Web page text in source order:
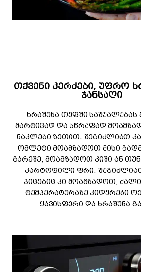
თქვენი კერძები, უფრო
ჯანსაღი
ხრაშუნა თეფში
მარტივად და სწრაფად
ნაკლები ზეთით. შეგიძლიათ
ომლეტი მოამზადოთ მისი
გარეშე, მოამზადოთ კიში ან
კარტოფილი ფრი.
პიცებიც კი მოამზადოთ,
ტემპერატურაზე კიდურები
ყავისფერი და ხრაშუნა